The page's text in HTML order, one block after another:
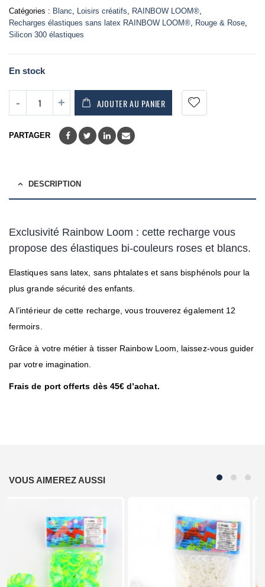
Catégories : Blanc Loisirs créatifs RAINBOW LOOM®
Recharges élastiques sans latex RAINBOW LOOM® Rouge & Rose
Silicon 300 élastiques
En stock
AJOUTER AU PANIER
PARTAGER
DESCRIPTION
Exclusivité Rainbow Loom : cette recharge vous
propose des élastiques bi-couleurs roses et blancs.
Elastiques sans latex, sans phtalates et sans bisphénols pour la
plus grande sécurité des enfants.
A l’intérieur de cette recharge, vous trouverez également 12
fermoirs.
Grâce à votre métier à tisser Rainbow Loom, laissez-vous guider
par votre imagination.
Frais de port offerts dès 45€ d’achat.
VOUS AIMEREZ AUSSI